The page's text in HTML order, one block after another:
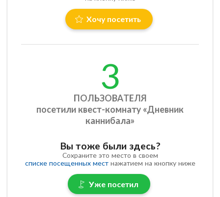
Хочу посетить
3
ПОЛЬЗОВАТЕЛЯ
посетили квест-комнату «Дневник
каннибала»
Вы тоже были здесь?
Сохраните это место в своем
списке посещенных местнажатием на кнопку ниже
Уже посетил